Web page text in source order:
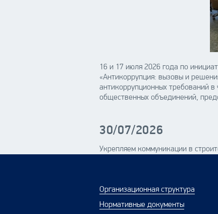
16 и 17 июля 2026 года по
«Антикоррупция: вызовы и
антикоррупционных требований
общественных объединений,
30/07/2026
Укрепляем коммуникации в
Организационная структура
Нормативные документы